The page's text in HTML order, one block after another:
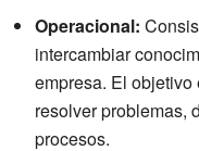
Operacional:
intercambiar
empresa. El
resolver problemas,
procesos.